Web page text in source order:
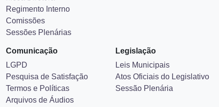
Regimento Interno
Comissões
Sessões Plenárias
Comunicação
LGPD
Pesquisa de Satisfação
Termos e Políticas
Arquivos de Áudios
Legislação
Leis Municipais
Atos Oficiais do Legislativo
Sessão Plenária